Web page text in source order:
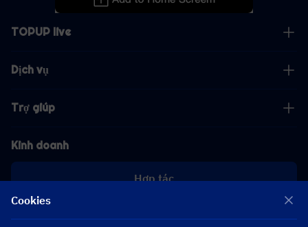
TOPUP live
Dịch vụ
Trợ giúp
Kinh doanh
Hợp tác
Cookies